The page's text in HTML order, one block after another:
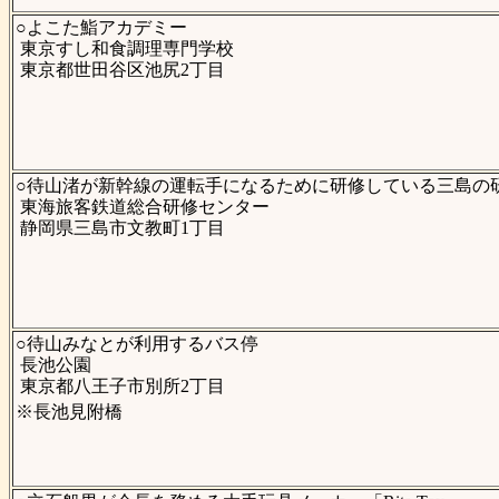
○よこた鮨アカデミー
東京すし和食調理専門学校
東京都世田谷区池尻2丁目
○待山渚が新幹線の運転手になるために研修している三島の
東海旅客鉄道総合研修センター
静岡県三島市文教町1丁目
○待山みなとが利用するバス停
長池公園
東京都八王子市別所2丁目
※長池見附橋